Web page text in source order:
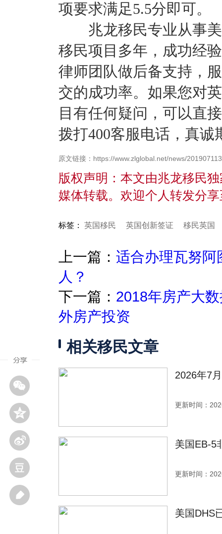
项要求满足5.5分即可。
兆龙移民专业从事美
移民项目多年，成功经
律师团队做后备支持，
交的成功率。如果您对
目有任何疑问，可以直
拨打400客服电话，真
原文链接：https://www.zlglobal.net/news/
版权声明：本文由兆龙移民
媒体转载。欢迎个人转发分
标签： 英国移民 英国创新签证 移民英国
上一篇： 适合办理瓦努阿
人？
下一篇： 2018年房产大
外房产投资
相关移民文章
2026年7
更新时间：
美国EB-5
更新时间：
美国DHS